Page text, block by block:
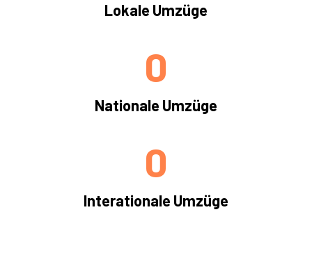
Lokale Umzüge
Nationale Umzüge
0
Interationale Umzüge
0